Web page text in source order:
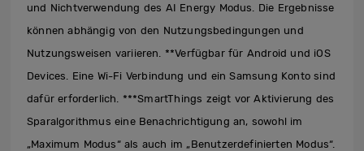
und Nichtverwendung des AI Energy Modus. Die Ergebnisse
können abhängig von den Nutzungsbedingungen und
Nutzungsweisen variieren. **Verfügbar für Android und iOS
Devices. Eine Wi-Fi Verbindung und ein Samsung Konto sind
dafür erforderlich. ***SmartThings zeigt vor Aktivierung des
Sparalgorithmus eine Benachrichtigung an, sowohl im
„Maximum Modus“ als auch im „Benutzerdefinierten Modus“.